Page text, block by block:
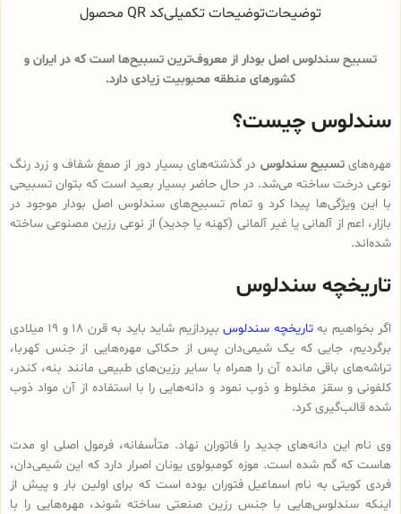
توضیحاتتوضیحات تکمیلیکد QR محصول
تسبیح سندلوس اصل بودار از معروف‌ترین تسبیح‌ها است که در ایران و
کشورهای منطقه محبوبیت زیادی دارد.
سندلوس چیست؟
مهره‌هایتسبیح سندلوس در گذشته‌های بسیار دور از صمغ شفاف و زرد رنگ
نوعی درخت ساخته می‌شد. در حال حاضر بسیار بعید است که بتوان تسبیحی
با این ویژگی‌ها پیدا کرد و تمام تسبیح‌های سندلوس‌ اصل بودار موجود در
بازار، اعم از آلمانی یا غیر آلمانی (کهنه یا جدید) از نوعی رزین مصنوعی ساخته
شده‌اند.
تاریخچه سندلوس
اگر بخواهیم بهتاریخچه سندلوس
بپردازیم شاید باید به قرن 18 و 19 میلادی
برگردیم، جایی که یک شیمی‌دان پس از حکاکی مهره‌هایی از جنس کهربا،
تراشه‌های باقی مانده آن را همراه با سایر رزین‌های طبیعی مانند بنه، کندر،
کلفونی و سقز مخلوط و ذوب نمود و دانه‌هایی را با استفاده از آن مواد ذوب
شده قالب‌گیری کرد.
وی نام این دانه‌های جدید را فاتوران نهاد. متأسفانه، فرمول اصلی او مدت
هاست که گم شده است. موزه کومبولوی یونان اصرار دارد که این شیمی‌دان،
فردی کویتی به نام اسماعیل فتوران بوده است که برای اولین بار و پیش از
اینکه سندلوس‌هایی با جنس رزین صنعتی ساخته شوند، مهره‌هایی را با